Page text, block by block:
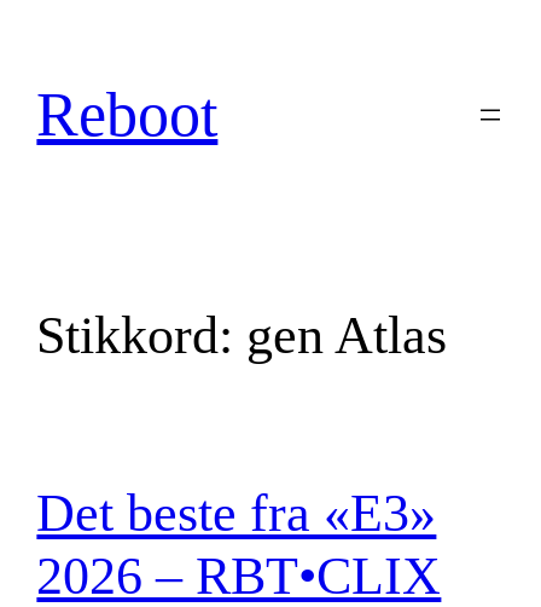
innhold
Reboot
Stikkord: gen Atlas
Det beste fra «E3»
2026 – RBT•CLIX